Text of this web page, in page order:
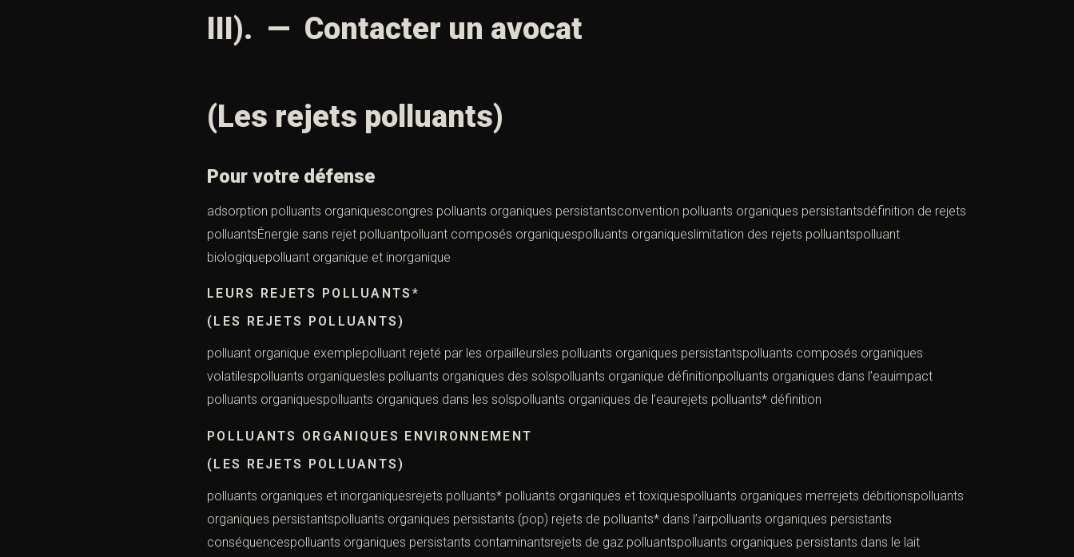
III). — Contacter un avocat
(Les rejets polluants)
Pour votre défense
adsorption polluants organiquescongres polluants organiques persistantsconvention polluants organiques persistantsdéfinition de rejets
polluantsÉnergie sans rejet polluantpolluant composés organiquespolluants organiqueslimitation des rejets polluantspolluant
biologiquepolluant organique et inorganique
LEURS REJETS POLLUANTS*
(LES REJETS POLLUANTS)
polluant organique exemplepolluant rejeté par les orpailleursles polluants organiques persistantspolluants composés organiques
volatilespolluants organiquesles polluants organiques des solspolluants organique définitionpolluants organiques dans l’eauimpact
polluants organiquespolluants organiques dans les solspolluants organiques de l’eaurejets polluants* définition
POLLUANTS ORGANIQUES ENVIRONNEMENT
(LES REJETS POLLUANTS)
polluants organiques et inorganiquesrejets polluants* polluants organiques et toxiquespolluants organiques merrejets débitionspolluants
organiques persistantspolluants organiques persistants (pop) rejets de polluants* dans l’airpolluants organiques persistants
conséquencespolluants organiques persistants contaminantsrejets de gaz polluantspolluants organiques persistants dans le lait